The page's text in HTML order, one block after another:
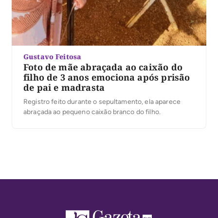
Gustavo Feitosa
Foto de mãe abraçada ao caixão do
filho de 3 anos emociona após prisão
de pai e madrasta
Registro feito durante o sepultamento, ela aparece
abraçada ao pequeno caixão branco do filho.